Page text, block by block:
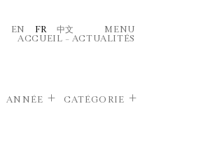
EN FR 中文
MENU
ACCUEIL – ACTUALITÉS
ANNÉE CATÉGORIE